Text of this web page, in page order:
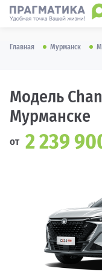
Главная Мурманск
Модель
Мурманске
от 2 239